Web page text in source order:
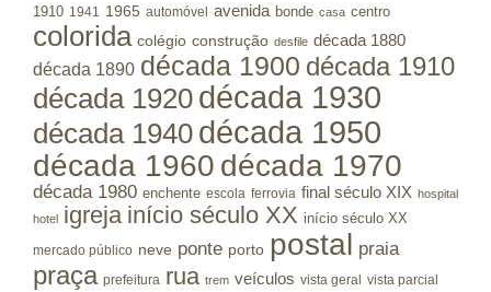
1910 1941 1965 automóvel avenida bonde casa centro
colorida colégio construção desfile década 1880
década 1890 década 1900 década 1910
década 1920 década 1930
década 1940 década 1950
década 1960 década 1970
década 1980 enchente escola ferrovia final século XIX hospital
hotel igreja início século XX início século XX
mercado público neve ponte porto postal praia
praça prefeitura rua trem veículos vista geral vista parcial